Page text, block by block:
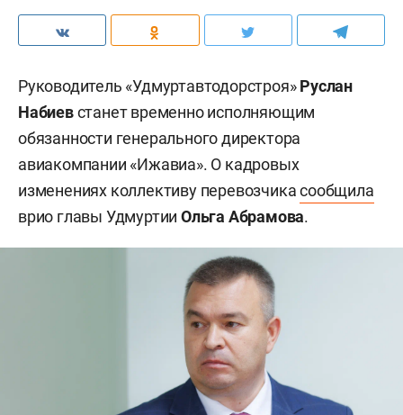
Руководитель «Удмуртавтодорстроя»Руслан
Набиевстанет временно исполняющим
обязанности генерального директора
авиакомпании «Ижавиа». О кадровых
изменениях коллективу перевозчикасообщила
врио главы УдмуртииОльга Абрамова.